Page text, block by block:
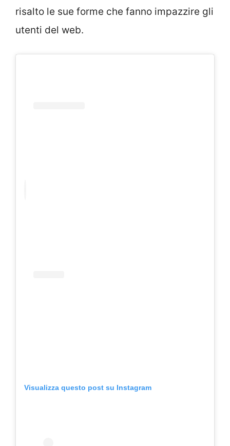
risalto le sue forme che fanno impazzire gli
utenti del web.
Visualizza questo post su Instagram